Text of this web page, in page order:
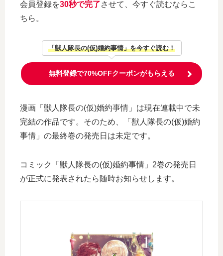
会員登録を30秒で完了させて、今すぐ読むならこ
ちら。
「獣人隊長の(仮)婚約事情」を今すぐ読む！
無料登録で70%OFFクーポンがもらえる
漫画「獣人隊長の(仮)婚約事情」は現在連載中で未
完結の作品です。そのため、「獣人隊長の(仮)婚約
事情」の最終巻の発売日は未定です。
コミック「獣人隊長の(仮)婚約事情」2巻の発売日
が正式に発表されたら随時お知らせします。